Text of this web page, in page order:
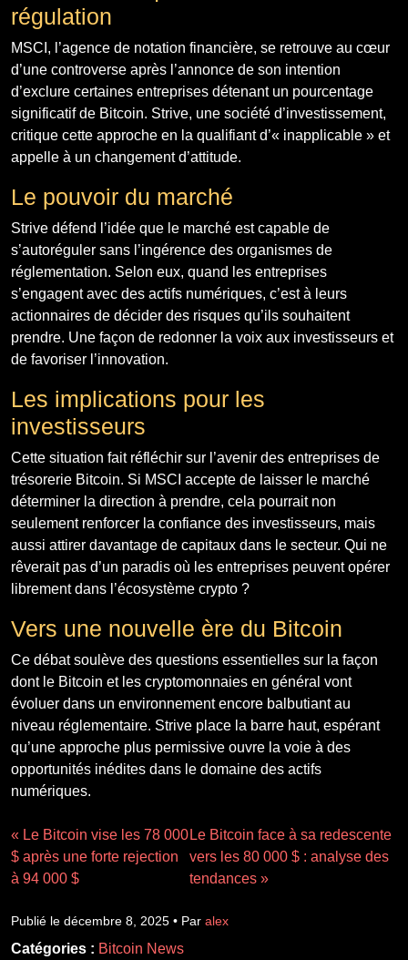
régulation
MSCI, l’agence de notation financière, se retrouve au cœur
d’une controverse après l’annonce de son intention
d’exclure certaines entreprises détenant un pourcentage
significatif de Bitcoin. Strive, une société d’investissement,
critique cette approche en la qualifiant d’« inapplicable » et
appelle à un changement d’attitude.
Le pouvoir du marché
Strive défend l’idée que le marché est capable de
s’autoréguler sans l’ingérence des organismes de
réglementation. Selon eux, quand les entreprises
s’engagent avec des actifs numériques, c’est à leurs
actionnaires de décider des risques qu’ils souhaitent
prendre. Une façon de redonner la voix aux investisseurs et
de favoriser l’innovation.
Les implications pour les
investisseurs
Cette situation fait réfléchir sur l’avenir des entreprises de
trésorerie Bitcoin. Si MSCI accepte de laisser le marché
déterminer la direction à prendre, cela pourrait non
seulement renforcer la confiance des investisseurs, mais
aussi attirer davantage de capitaux dans le secteur. Qui ne
rêverait pas d’un paradis où les entreprises peuvent opérer
librement dans l’écosystème crypto ?
Vers une nouvelle ère du Bitcoin
Ce débat soulève des questions essentielles sur la façon
dont le Bitcoin et les cryptomonnaies en général vont
évoluer dans un environnement encore balbutiant au
niveau réglementaire. Strive place la barre haut, espérant
qu’une approche plus permissive ouvre la voie à des
opportunités inédites dans le domaine des actifs
numériques.
« Le Bitcoin vise les 78 000
$ après une forte rejection
à 94 000 $
Le Bitcoin face à sa redescente
vers les 80 000 $ : analyse des
tendances »
Publié le décembre 8, 2025 • Par alex
Catégories : Bitcoin News